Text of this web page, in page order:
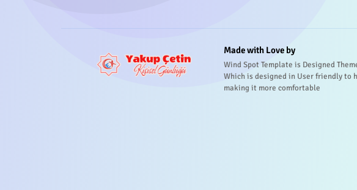
Made with Love by
Wind Spot Template is Designed
Which is designed in User friendly to
making it more comfortable